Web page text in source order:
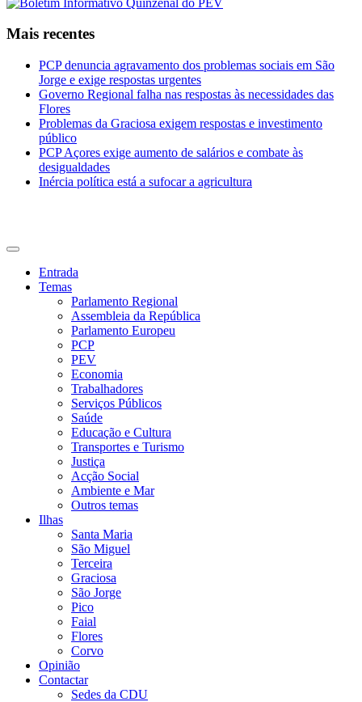
Mais recentes
PCP denuncia agravamento dos problemas sociais em São
Jorge e exige respostas urgentes
Governo Regional falha nas respostas às necessidades das
Flores
Problemas da Graciosa exigem respostas e investimento
público
PCP Açores exige aumento de salários e combate às
desigualdades
Inércia política está a sufocar a agricultura
Entrada
Temas
Parlamento Regional
Assembleia da República
Parlamento Europeu
PCP
PEV
Economia
Trabalhadores
Serviços Públicos
Saúde
Educação e Cultura
Transportes e Turismo
Justiça
Acção Social
Ambiente e Mar
Outros temas
Ilhas
Santa Maria
São Miguel
Terceira
Graciosa
São Jorge
Pico
Faial
Flores
Corvo
Opinião
Contactar
Sedes da CDU